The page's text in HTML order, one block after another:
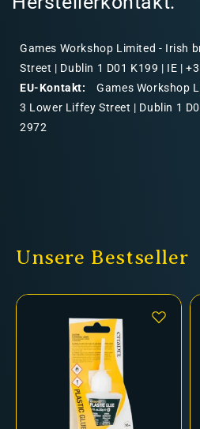
Games Workshop Limited - Irish
Street | Dublin 1 D01 K199 | IE |
EU-Kontakt:
Games Workshop
3 Lower Liffey Street | Dublin 1
2972
Unsere Bestseller